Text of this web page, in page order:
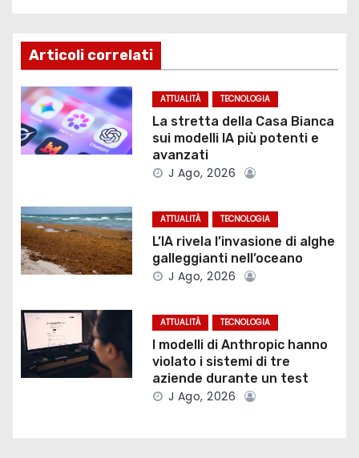
i
g
a
z
o
n
a
r
t
Articoli correlati
ATTUALITÀ TECNOLOGIA
La stretta della Casa Bianca
sui modelli IA più potenti e
avanzati
J Ago, 2026
ATTUALITÀ TECNOLOGIA
L’IA rivela l’invasione di alghe
galleggianti nell’oceano
J Ago, 2026
ATTUALITÀ TECNOLOGIA
I modelli di Anthropic hanno
violato i sistemi di tre
aziende durante un test
J Ago, 2026